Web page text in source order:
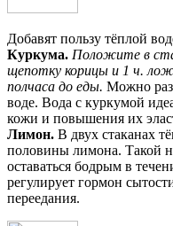
Добавят пользу тёплой
Куркума. Положите в
щепотку корицы и 1 ч.
полчаса до еды. Можно
воде. Вода с куркумой
кожи и повышения их
Лимон. В двух стаканах
половины лимона. Такой
оставаться бодрым в
регулирует гормон
переедания.